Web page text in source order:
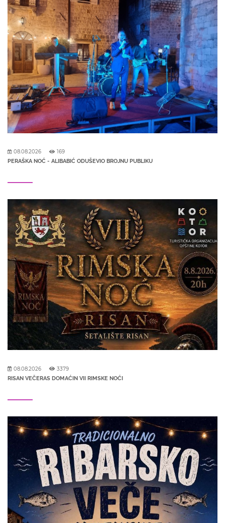
08.08.2026 169
PERAŠKA NOĆ - ALIBABIĆ ODUŠEVIO BROJNU PUBLIKU
08.08.2026 3379
RISAN VEČERAS DOMAĆIN VII RIMSKE NOĆI